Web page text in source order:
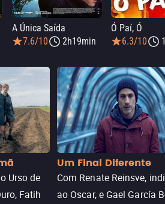
A Única Saída
7.6/10
2h19min
Ó Paí, Ó
6.3/10
Urso de
Fatih
Um Final Diferente
Com Renate Reinsve,
ao Oscar, e Gael García